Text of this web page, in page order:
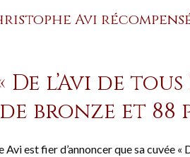
Avi
De l’Avi de
bronze et 88
est fier d’annoncer que sa cuvée